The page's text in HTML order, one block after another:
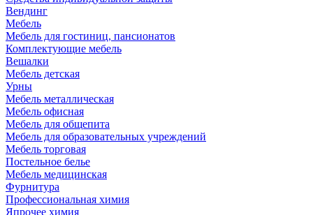
Вендинг
Мебель
Мебель для гостиниц, пансионатов
Комплектующие мебель
Вешалки
Мебель детская
Урны
Мебель металлическая
Мебель офисная
Мебель для общепита
Мебель для образовательных учреждений
Мебель торговая
Постельное белье
Мебель медицинская
Фурнитура
Профессиональная химия
Япрочее химия